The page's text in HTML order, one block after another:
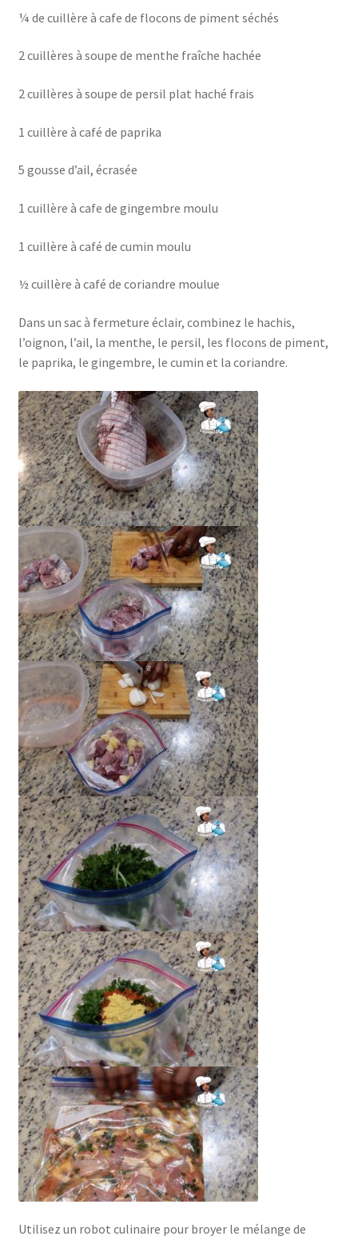
¼ de cuillère à cafe de flocons de piment séchés
2 cuillères à soupe de menthe fraîche hachée
2 cuillères à soupe de persil plat haché frais
1 cuillère à café de paprika
5 gousse d’ail, écrasée
1 cuillère à cafe de gingembre moulu
1 cuillère à café de cumin moulu
½ cuillère à café de coriandre moulue
Dans un sac à fermeture éclair, combinez le hachis,
l’oignon, l’ail, la menthe, le persil, les flocons de piment,
le paprika, le gingembre, le cumin et la coriandre.
Utilisez un robot culinaire pour broyer le mélange de